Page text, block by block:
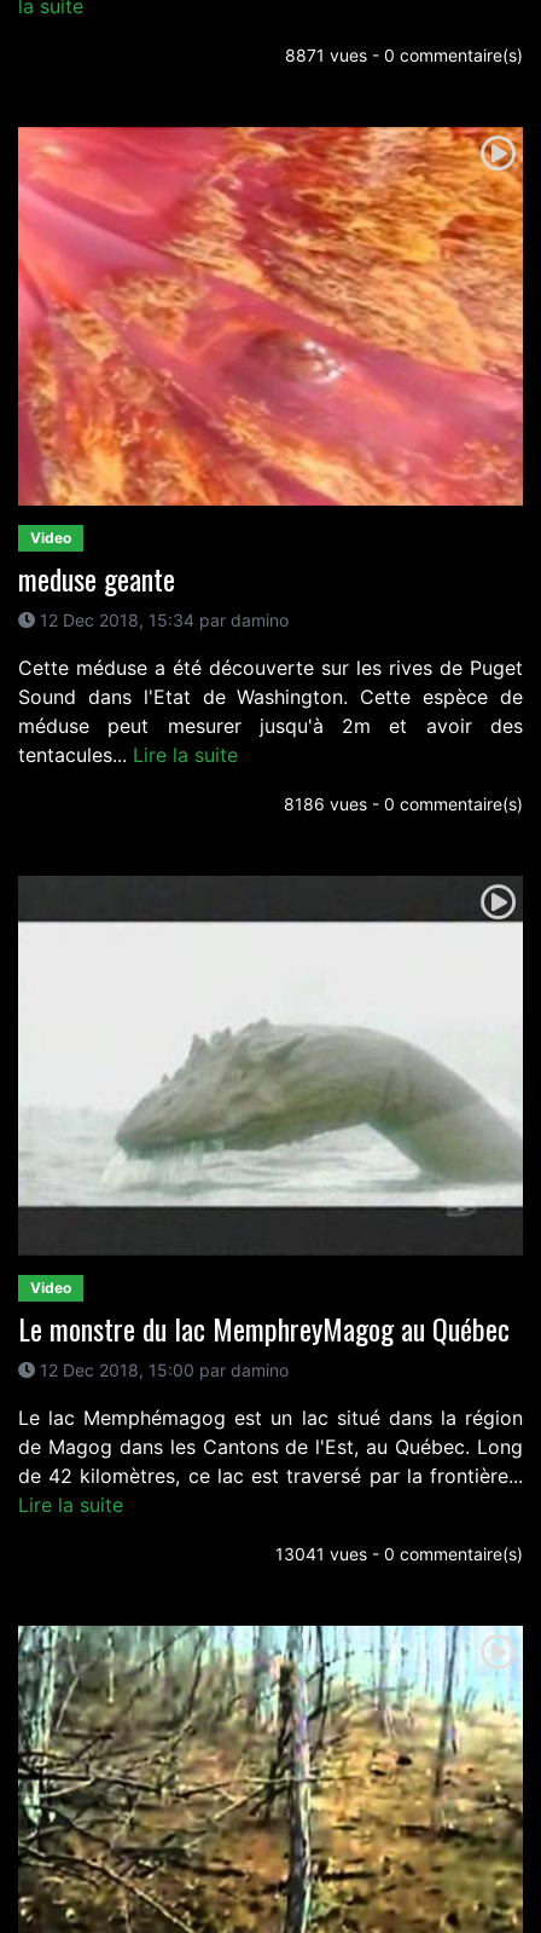
la suite
8871 vues - 0 commentaire(s)
Video
meduse geante
12 Dec 2018, 15:34 par damino
Cette méduse a été découverte sur les rives de Puget
Sound dans l'Etat de Washington. Cette espèce de
méduse peut mesurer jusqu'à 2m et avoir des
tentacules... Lire la suite
8186 vues - 0 commentaire(s)
Video
Le monstre du lac MemphreyMagog au Québec
12 Dec 2018, 15:00 par damino
Le lac Memphémagog est un lac situé dans la région
de Magog dans les Cantons de l'Est, au Québec. Long
de 42 kilomètres, ce lac est traversé par la frontière...
Lire la suite
13041 vues - 0 commentaire(s)